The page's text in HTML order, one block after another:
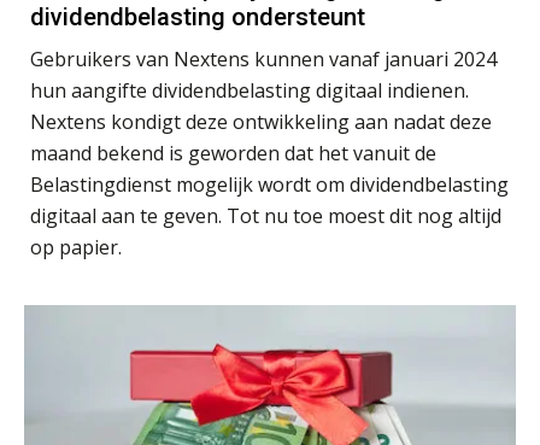
dividendbelasting ondersteunt
Gebruikers van Nextens kunnen vanaf januari 2024
hun aangifte dividendbelasting digitaal indienen.
Nextens kondigt deze ontwikkeling aan nadat deze
maand bekend is geworden dat het vanuit de
Belastingdienst mogelijk wordt om dividendbelasting
digitaal aan te geven. Tot nu toe moest dit nog altijd
op papier.
Alex Schrijver